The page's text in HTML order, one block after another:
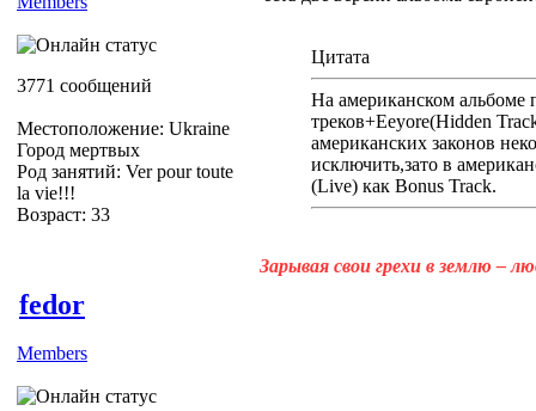
3771 сообщений
Местоположение: Ukraine
Город мертвых
Род занятий: Ver pour toute
la vie!!!
Возраст: 33
Цитата
На американском альбоме
треков+Eeyore(Hidden
американских законов
исключить,зато в
(Live) как Bonus Track.
Зарывая свои грехи в землю –
fedor
Members